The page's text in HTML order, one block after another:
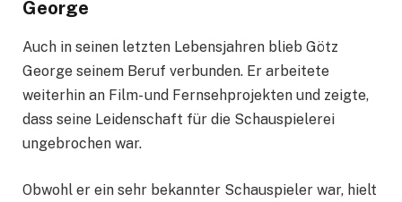
George
Auch in seinen letzten Lebensjahren blieb Götz
George seinem Beruf verbunden. Er arbeitete
weiterhin an Film- und Fernsehprojekten und zeigte,
dass seine Leidenschaft für die Schauspielerei
ungebrochen war.
Obwohl er ein sehr bekannter Schauspieler war, hielt